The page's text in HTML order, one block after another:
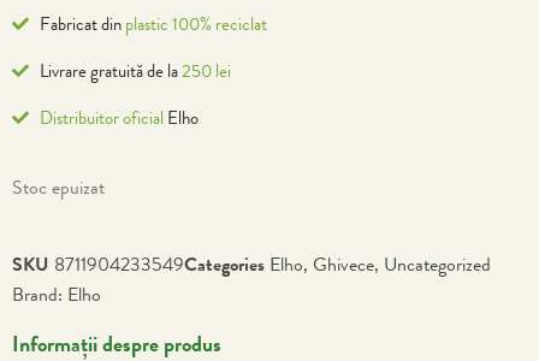
Fabricat dinplastic 100% reciclat
Livrare gratuită de la250 lei
Distribuitor oficial Elho
Stoc epuizat
SKU 8711904233549Categories Elho, Ghivece, Uncategorized
Brand: Elho
Informații despre produs